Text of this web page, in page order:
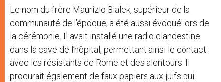
Le nom du frère Maurizio Bialek, supérieur de la
communauté de l’époque, a été aussi évoqué lors de
la cérémonie. Il avait installé une radio clandestine
dans la cave de l’hôpital, permettant ainsi le contact
avec les résistants de Rome et des alentours. Il
procurait également de faux papiers aux juifs qui